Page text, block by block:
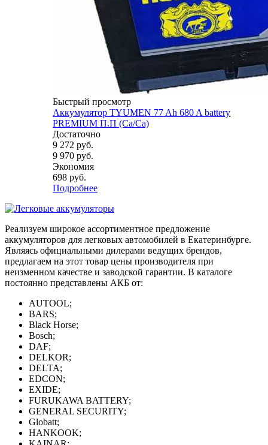
Быстрый просмотр
Аккумулятор TYUMEN 77 Ah 680 A battery
PREMIUM П.П (Ca/Ca)
Достаточно
9 272 руб.
9 970 руб.
Экономия
698 руб.
Подробнее
Реализуем широкое ассортиментное предложение
аккумуляторов для легковых автомобилей в Екатеринбурге.
Являясь официальными дилерами ведущих брендов,
предлагаем на этот товар цены производителя при
неизменном качестве и заводской гарантии. В каталоге
постоянно представлены АКБ от:
AUTOOL;
BARS;
Black Horse;
Bosch;
DAF;
DELKOR;
DELTA;
EDCON;
EXIDE;
FURUKAWA BATTERY;
GENERAL SECURITY;
Globatt;
HANKOOK;